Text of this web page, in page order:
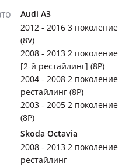
Audi A3
2012 - 2016 3 поколение
(8V)
2008 - 2013 2 поколение
[2-й рестайлинг] (8P)
2004 - 2008 2 поколение
рестайлинг (8P)
2003 - 2005 2 поколение
(8P)
Skoda Octavia
2008 - 2013 2 поколение
рестайлинг